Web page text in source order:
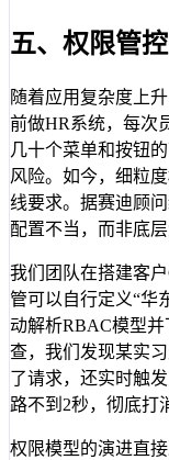
五、权限管
随着应用复杂度上
前做HR系统，每次
几十个菜单和按钮
风险。如今，细粒
线要求。据赛迪顾
配置不当，而非底层
我们团队在搭建客
管可以自行定义“华
动解析RBAC模型
查，我们发现某实
了请求，还实时触
路不到2秒，彻底打
权限模型的演进直